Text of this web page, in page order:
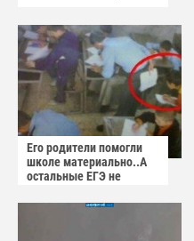
Его родители помогли
школе материально..А
остальные ЕГЭ не